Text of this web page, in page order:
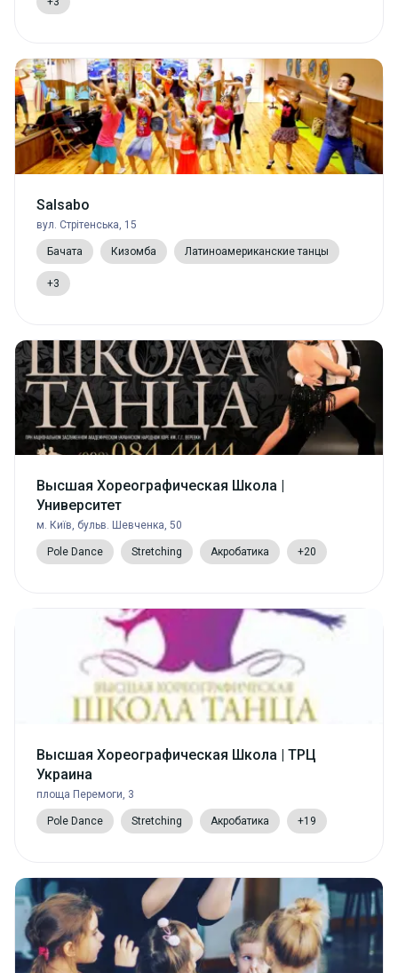
Salsabo
вул. Стрітенська, 15
Бачата Кизомба Латиноамериканские танцы
+3
Высшая Хореографическая Школа |
Университет
м. Київ, бульв. Шевченка, 50
Pole Dance Stretching Акробатика +20
Высшая Хореографическая Школа | ТРЦ
Украина
площа Перемоги, 3
Pole Dance Stretching Акробатика +19